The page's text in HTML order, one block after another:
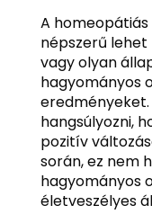
A
népszerű
vagy olyan
hagyományos
hangsúlyozni,
pozitív
során, ez nem
hagyományos
életveszélyes